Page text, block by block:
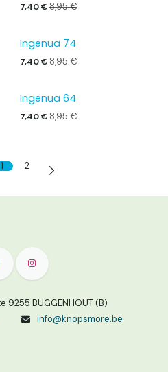
7,40€8,95€
Ingenua 74
7,40€8,95€
Ingenua 64
7,40€8,95€
1 2
9255 BUGGENHOUT (B)
info@knopsmore.be